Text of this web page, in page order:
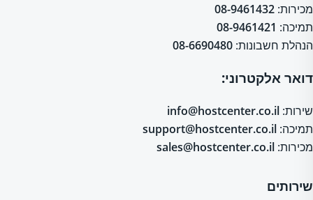
מכירות: 08-9461432
תמיכה: 08-9461421
הנהלת חשבונות: 08-6690480
דואר אלקטרוני:
שירות: info@hostcenter.co.il
תמיכה: support@hostcenter.co.il
מכירות: sales@hostcenter.co.il
שירותים